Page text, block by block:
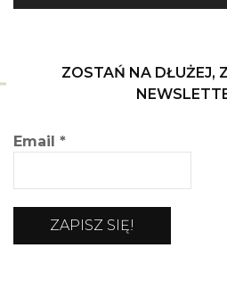
ZOSTAŃ NA DŁUŻEJ,
Email *